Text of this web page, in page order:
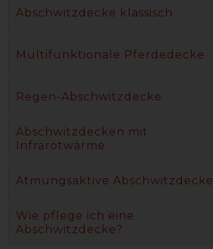
Abschwitzdecke klassisch
Multifunktionale Pferdedecke
Regen-Abschwitzdecke
Abschwitzdecken mit
Infrarotwärme
Atmungsaktive Abschwitzdecke
Wie pflege ich eine
Abschwitzdecke?